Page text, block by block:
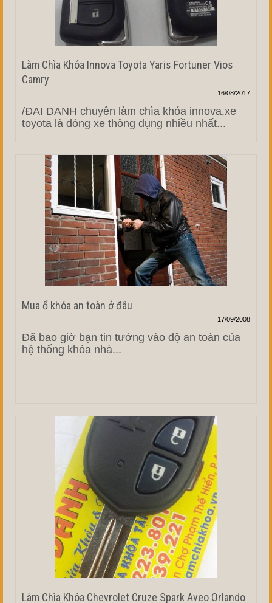
Làm Chìa Khóa Innova Toyota Yaris Fortuner Vios
Camry
16/08/2017
/ĐAI DANH chuyên làm chìa khóa innova,xe
toyota là dòng xe thông dụng nhiều nhất...
Mua ổ khóa an toàn ở đâu
17/09/2008
Đã bao giờ bạn tin tưởng vào độ an toàn của
hệ thống khóa nhà...
Làm Chìa Khóa Chevrolet Cruze Spark Aveo Orlando